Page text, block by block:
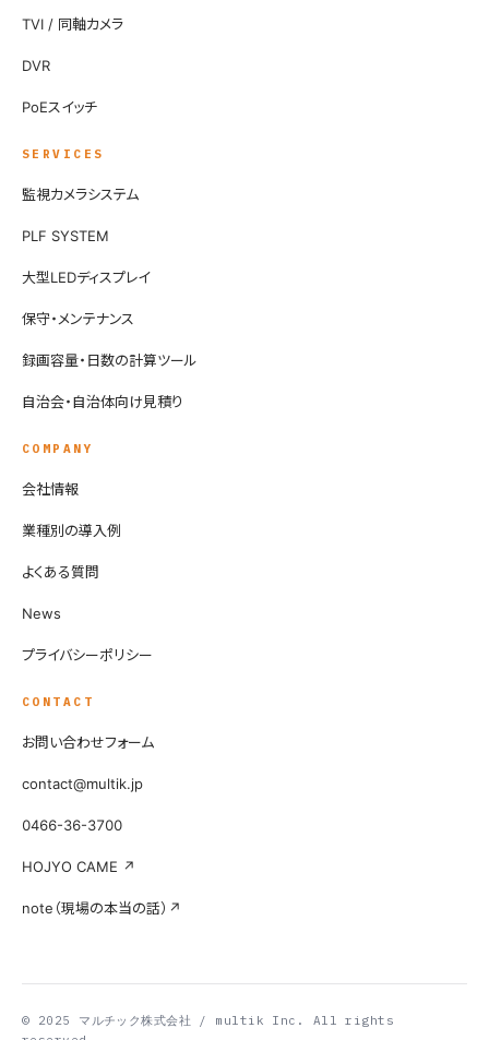
TVI / 同軸カメラ
DVR
PoEスイッチ
SERVICES
監視カメラシステム
PLF SYSTEM
大型LEDディスプレイ
保守・メンテナンス
録画容量・日数の計算ツール
自治会・自治体向け見積り
COMPANY
会社情報
業種別の導入例
よくある質問
News
プライバシーポリシー
CONTACT
お問い合わせフォーム
contact@multik.jp
0466-36-3700
HOJYO CAME ↗
note（現場の本当の話）↗
© 2025 マルチック株式会社 / multik Inc. All rights